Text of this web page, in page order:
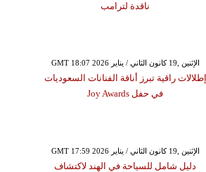
ناقدة لترامب
GMT 18:07 2026 الإثنين ,19 كانون الثاني / يناير
إطلالات راقية تبرز أناقة الفنانات السعوديات
في حفل Joy Awards
GMT 17:59 2026 الإثنين ,19 كانون الثاني / يناير
دليل شامل للسياحة في الهند لاكتشاف